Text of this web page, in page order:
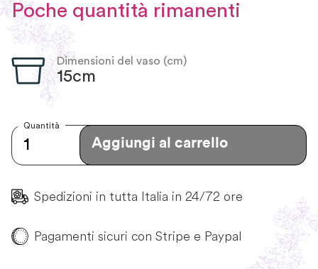
Poche quantità rimanenti
Dimensioni del vaso (cm)
15cm
Quantità
Aggiungi al carrello
Spedizioni in tutta Italia in 24/72 ore
Pagamenti sicuri con Stripe e Paypal